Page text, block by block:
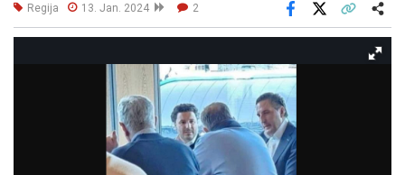
Regija 13. Jan. 2024 2
Facebook